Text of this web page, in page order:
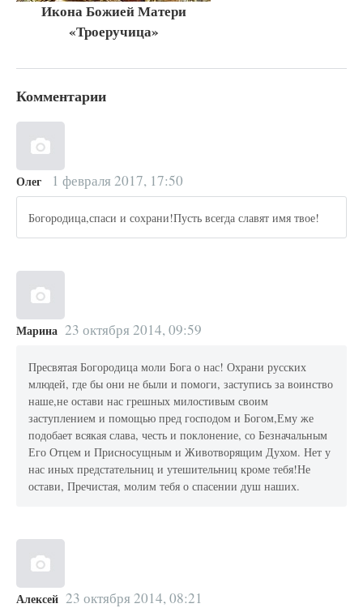
Икона Божией Матери
«Троеручица»
Комментарии
Олег 1 февраля 2017, 17:50
Богородица,спаси и сохрани!Пусть всегда славят имя твое!
Марина 23 октября 2014, 09:59
Пресвятая Богородица моли Бога о нас! Охрани русских
млюдей, где бы они не были и помоги, заступись за воинство
наше,не остави нас грешных милостивым своим
заступлением и помощью пред господом и Богом,Ему же
подобает всякая слава, честь и поклонение, со Безначальным
Его Отцем и Присносущным и Животворящим Духом. Нет у
нас иных предстательниц и утешительниц кроме тебя!Не
остави, Пречистая, молим тебя о спасении душ наших.
Алексей 23 октября 2014, 08:21